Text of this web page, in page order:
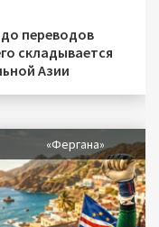
переводов
складывается
Азии
«Фергана»